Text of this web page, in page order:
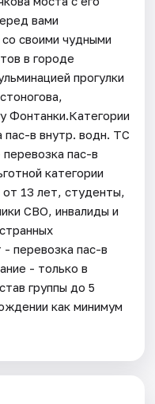
вами
своими чудными
в городе
прогулки
Фонтанки.Категории
пас-в внутр. водн. ТС
пас-в
категории
13 лет, студенты,
СВО, инвалиды и
перевозка пас-в
- только в
группы до 5
как минимум